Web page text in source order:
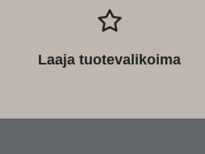
Laaja tuotevalikoima